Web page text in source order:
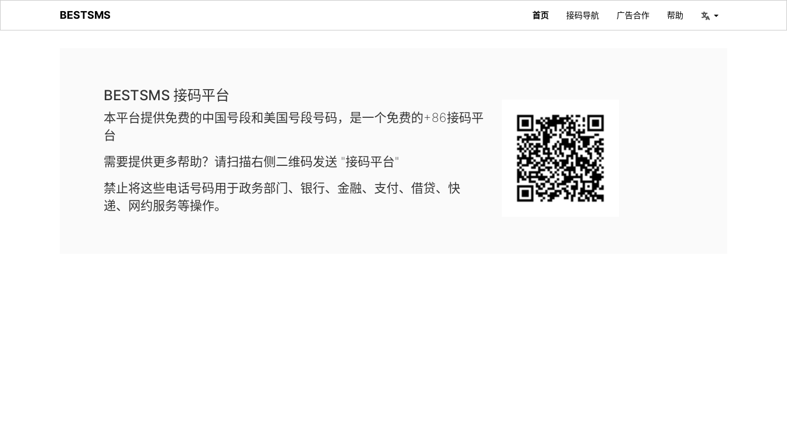
BESTSMS 首页 接码导航 广告合作 帮助
BESTSMS 接码平台
本平台提供免费的中国号段和美国号段号码，是一个免费的+86接码平
台
需要提供更多帮助？请扫描右侧二维码发送 "接码平台"
禁止将这些电话号码用于政务部门、银行、金融、支付、借贷、快
递、网约服务等操作。